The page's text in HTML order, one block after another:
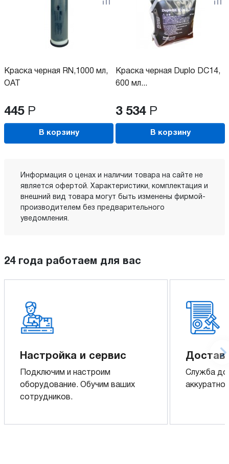
Краска черная RN,1000 мл,
OAT
445 Р
В корзину
Краска черная Duplo DC14,
600 мл...
3 534 Р
В корзину
Информация о ценах и наличии товара на сайте не
является офертой. Характеристики, комплектация и
внешний вид товара могут быть изменены фирмой-
производителем без предварительного
уведомления.
24 года работаем для вас
Настройка и сервис
Подключим и настроим
оборудование. Обучим ваших
сотрудников.
Служба
аккуратно